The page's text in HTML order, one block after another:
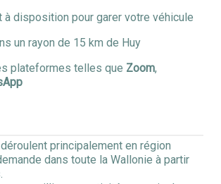
à disposition pour garer votre véhicule
un rayon de 15 km de Huy
plateformes telles que Zoom,
principalement en région
dans toute la Wallonie à partir